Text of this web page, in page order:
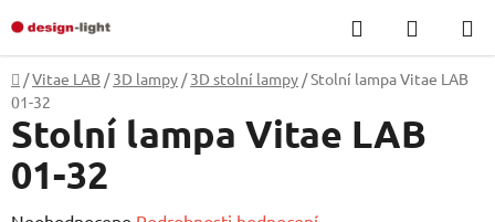
na
obsah
Hledat
KOŠÍK
Domů
/Vitae LAB / 3D lampy / 3D stolní lampy /Stolní lampa Vitae LAB
01-32
Stolní lampa Vitae LAB
01-32